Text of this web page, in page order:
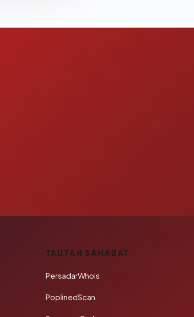
TAUTAN SAHABAT
PersadarWhois
PoplinedScan